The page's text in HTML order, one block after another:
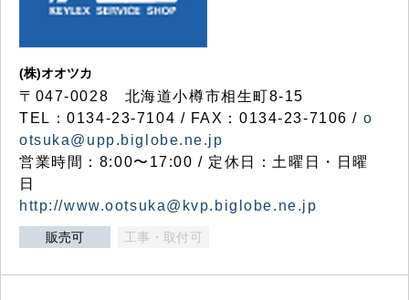
(株)オオツカ
〒047-0028 北海道小樽市相生町8-15
TEL：0134-23-7104 / FAX：0134-23-7106 / o
otsuka@upp.biglobe.ne.jp
営業時間：8:00〜17:00 / 定休日：土曜日・日曜
日
http://www.ootsuka@kvp.biglobe.ne.jp
販売可 工事・取付可